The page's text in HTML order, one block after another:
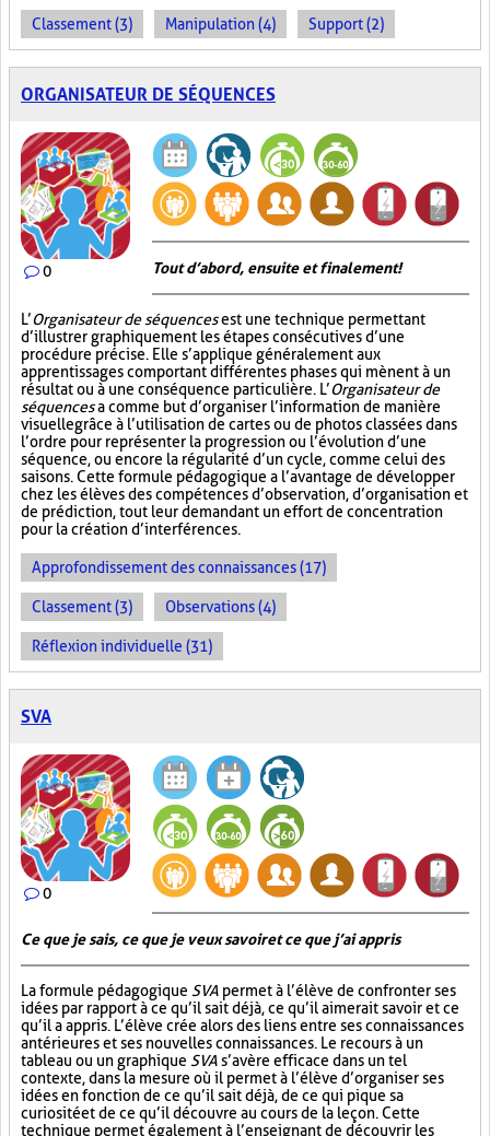
Classement (3) Manipulation (4) Support (2)
ORGANISATEUR DE SÉQUENCES
0 Tout d’abord, ensuite et finalement!
L’Organisateur de séquencesest une technique permettant
d’illustrer graphiquement les étapes consécutives d’une
procédure précise. Elle s’applique généralement aux
apprentissages comportant différentes phases qui mènent à un
résultat ou à une conséquence particulière. L’Organisateur de
séquencesa comme but d’organiser l’information de manière
visuellegrâce à l’utilisation de cartes ou de photos classées dans
l’ordre pour représenter la progression ou l’évolution d’une
séquence, ou encore la régularité d’un cycle, comme celui des
saisons. Cette formule pédagogique a l’avantage de développer
chez les élèves des compétences d’observation, d’organisation et
de prédiction, tout leur demandant un effort de concentration
pour la création d’interférences.
Approfondissement des connaissances (17)
Classement (3) Observations (4)
Réflexion individuelle (31)
SVA
0
Ce que je sais, ce que je veux savoir et ce que j’ai appris
La formule pédagogique SVA permet à l’élève de confronter ses
idées par rapport à ce qu’il sait déjà, ce qu’il aimerait savoir et ce
qu’il a appris. L’élève crée alors des liens entre ses connaissances
antérieures et ses nouvelles connaissances. Le recours à un
tableau ou un graphique SVA s’avère efficace dans un tel
contexte, dans la mesure où il permet à l’élève d’organiser ses
idées en fonction de ce qu’il sait déjà, de ce qui pique sa
curiosité et de ce qu’il découvre au cours de la leçon. Cette
technique permet également à l’enseignant de découvrir les